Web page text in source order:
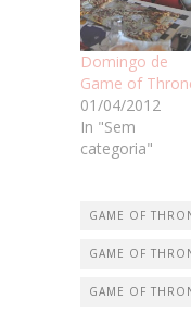
Domingo de
Game of
01/04/2012
In "Sem
categoria"
GAME OF
GAME OF
GAME OF